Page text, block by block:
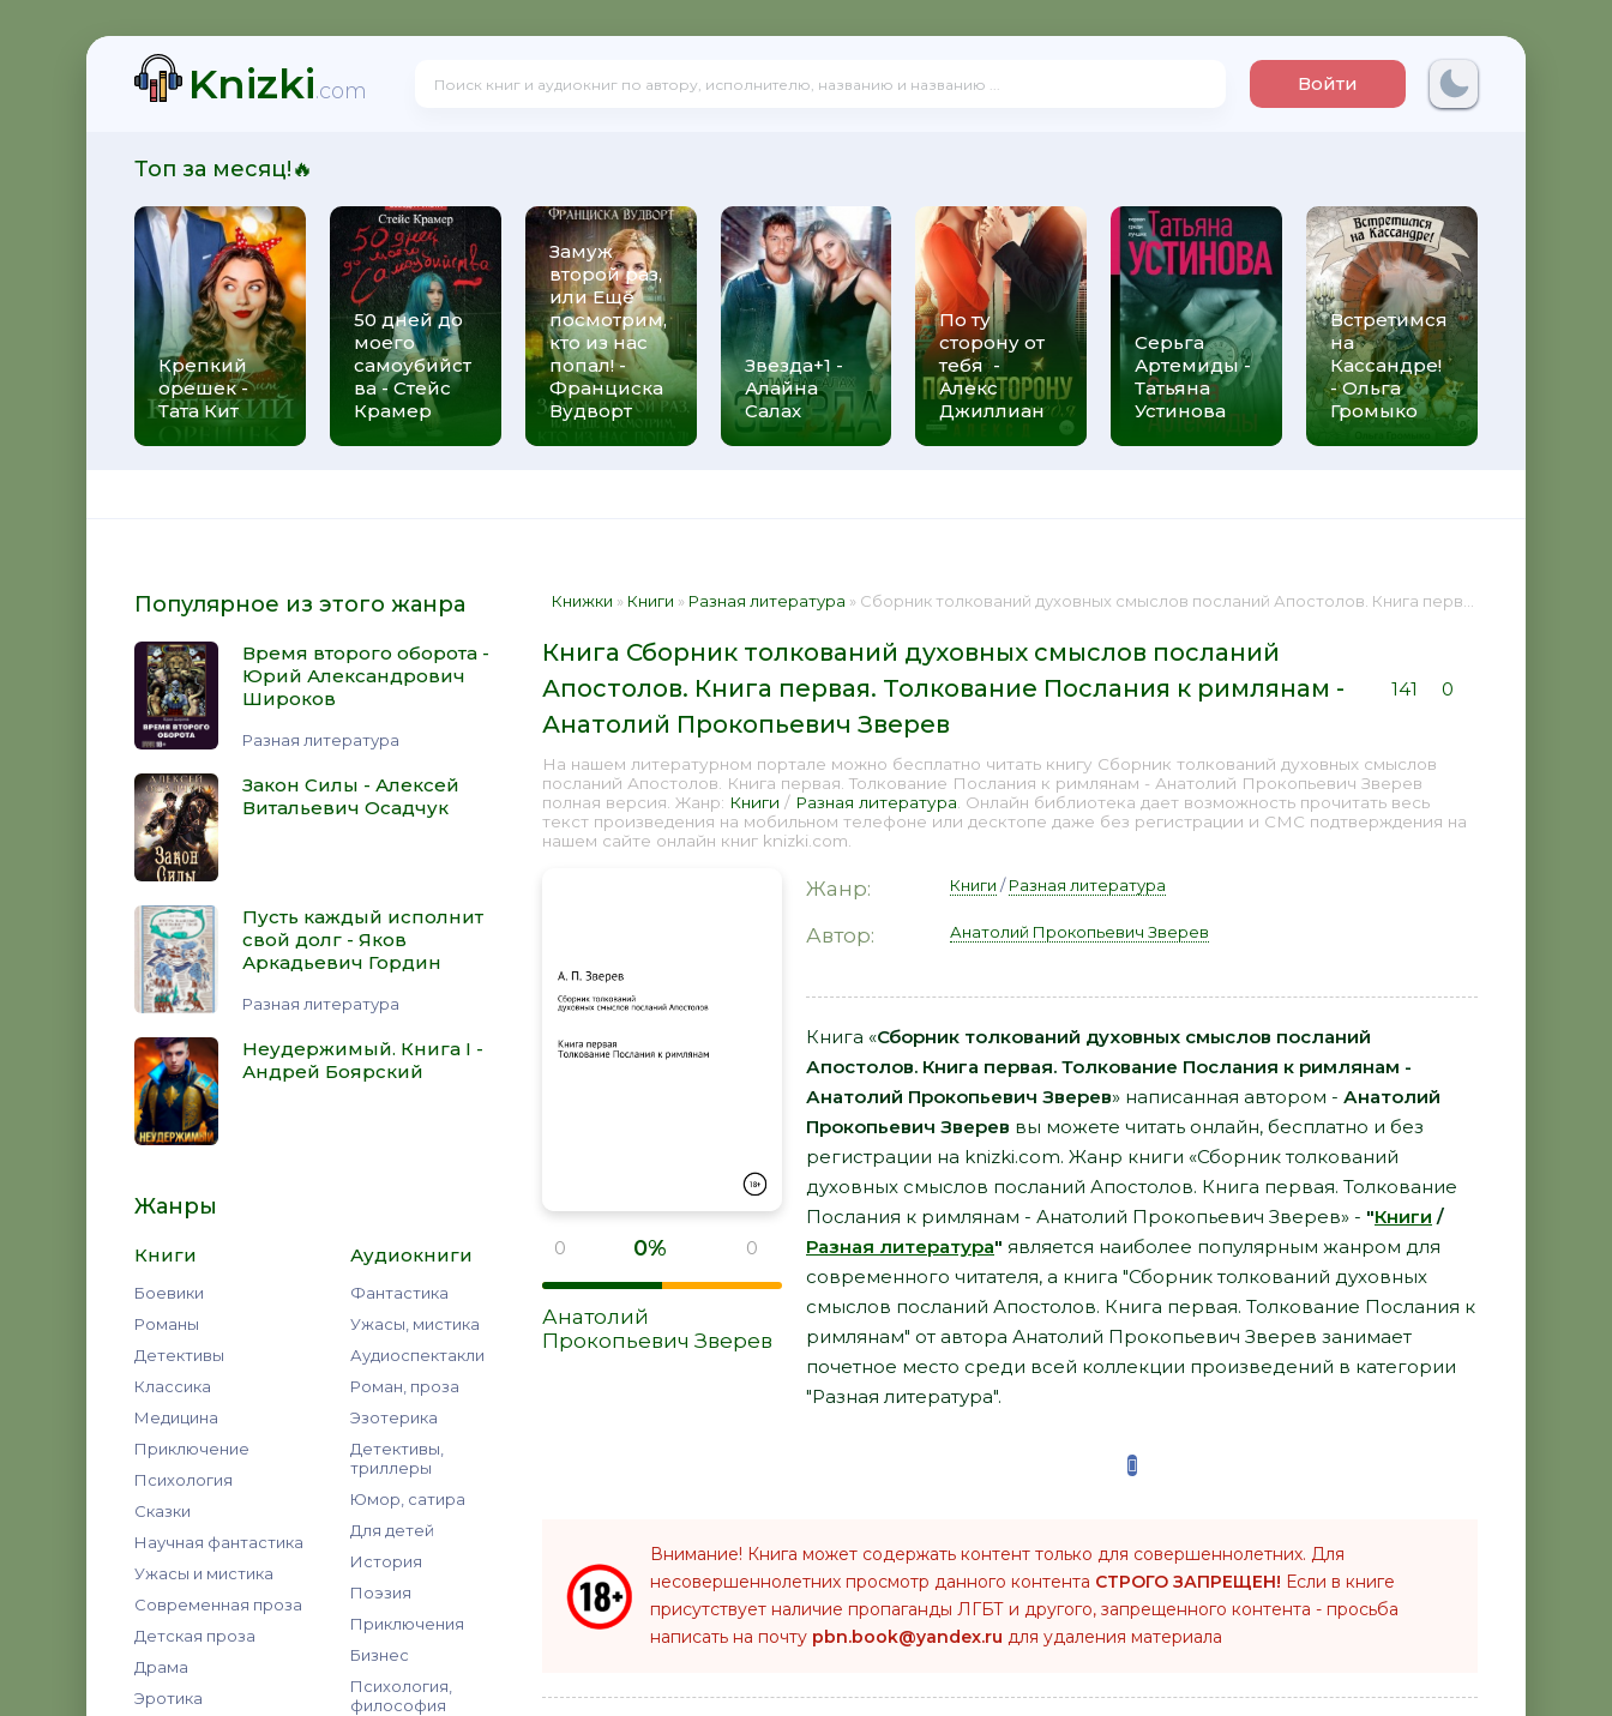
Knizki.com Войти
Топ за месяц!🔥
Крепкий
орешек -
Тата Кит
50 дней до
моего
самоубийст
ва - Стейс
Крамер
Замуж
второй раз,
или Ещё
посмотрим,
кто из нас
попал! -
Франциска
Вудворт
Звезда+1 -
Алайна
Салах
По ту
сторону от
тебя -
Алекс
Джиллиан
Серьга
Артемиды -
Татьяна
Устинова
Встретимся
на
Кассандре!
- Ольга
Громыко
Популярное из этого жанра
Время второго оборота -
Юрий Александрович
Широков
Разная литература
Закон Силы - Алексей
Витальевич Осадчук
Пусть каждый исполнит
свой долг - Яков
Аркадьевич Гордин
Разная литература
Неудержимый. Книга I -
Андрей Боярский
Жанры
Книги
Боевики
Романы
Детективы
Классика
Медицина
Приключение
Психология
Сказки
Научная фантастика
Ужасы и мистика
Современная проза
Детская проза
Драма
Эротика
Аудиокниги
Фантастика
Ужасы, мистика
Аудиоспектакли
Роман, проза
Эзотерика
Детективы,
триллеры
Юмор, сатира
Для детей
История
Поэзия
Приключения
Бизнес
Психология,
философия
Книжки » Книги » Разная литература » Сборник толкований духовных смыслов посланий Апостолов. Книга первая. Толкование Послания к римлянам - Анатолий Прокопьевич Зверев 📕 - Книга онлайн бесплатно
Книга Сборник толкований духовных смыслов посланий
Апостолов. Книга первая. Толкование Послания к римлянам -
Анатолий Прокопьевич Зверев
141 0
На нашем литературном портале можно бесплатно читать книгу Сборник толкований духовных смыслов
посланий Апостолов. Книга первая. Толкование Послания к римлянам - Анатолий Прокопьевич Зверев
полная версия. Жанр: Книги / Разная литература . Онлайн библиотека дает возможность прочитать весь
текст произведения на мобильном телефоне или десктопе даже без регистрации и СМС подтверждения на
нашем сайте онлайн книг knizki.com.
0 0% 0
Анатолий
Прокопьевич Зверев
Жанр: Книги /Разная литература
Автор: Анатолий Прокопьевич Зверев
Книга «Сборник толкований духовных смыслов посланий
Апостолов. Книга первая. Толкование Послания к римлянам -
Анатолий Прокопьевич Зверев» написанная автором - Анатолий
Прокопьевич Зверев вы можете читать онлайн, бесплатно и без
регистрации на knizki.com. Жанр книги «Сборник толкований
духовных смыслов посланий Апостолов. Книга первая. Толкование
Послания к римлянам - Анатолий Прокопьевич Зверев» - "Книги /
Разная литература" является наиболее популярным жанром для
современного читателя, а книга "Сборник толкований духовных
смыслов посланий Апостолов. Книга первая. Толкование Послания к
римлянам" от автора Анатолий Прокопьевич Зверев занимает
почетное место среди всей коллекции произведений в категории
"Разная литература".
Внимание! Книга может содержать контент только для совершеннолетних. Для
несовершеннолетних просмотр данного контента СТРОГО ЗАПРЕЩЕН! Если в книге
присутствует наличие пропаганды ЛГБТ и другого, запрещенного контента - просьба
написать на почту pbn.book@yandex.ru для удаления материала
Юрий Александрович Широков
Осадчук
долг - Яков Аркадьевич Гордин